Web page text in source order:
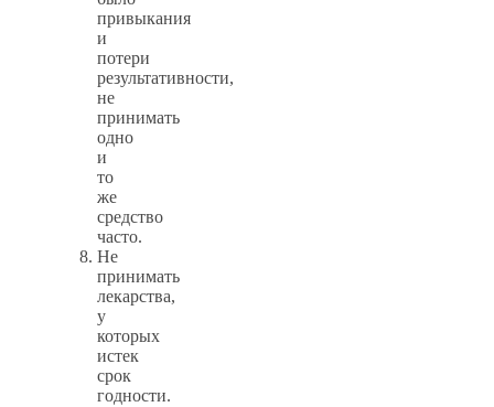
привыкания
и
потери
результативности,
не
принимать
одно
и
то
же
средство
часто.
Не
принимать
лекарства,
у
которых
истек
срок
годности.